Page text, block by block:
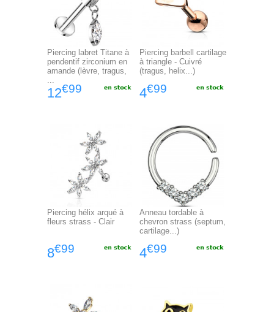
Piercing labret Titane à
pendentif zirconium en
amande (lèvre, tragus,
...
12€99
Piercing barbell cartilage
à triangle - Cuivré
(tragus, helix...)
4€99
Piercing hélix arqué à
fleurs strass - Clair
8€99
Anneau tordable à
chevron strass (septum,
cartilage...)
4€99